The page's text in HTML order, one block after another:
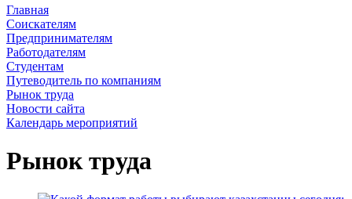
Главная
Соискателям
Предпринимателям
Работодателям
Студентам
Путеводитель по компаниям
Рынок труда
Новости сайта
Календарь мероприятий
Рынок труда